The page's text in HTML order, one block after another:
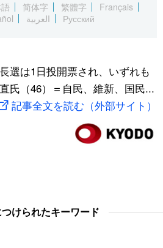
Русский
简体字 繁體字
Français
العربية Русский
選は1日投開票され、いずれも
氏（46）＝自民、維新、国民...
記事全文を読む（外部サイト）
けられたキーワード